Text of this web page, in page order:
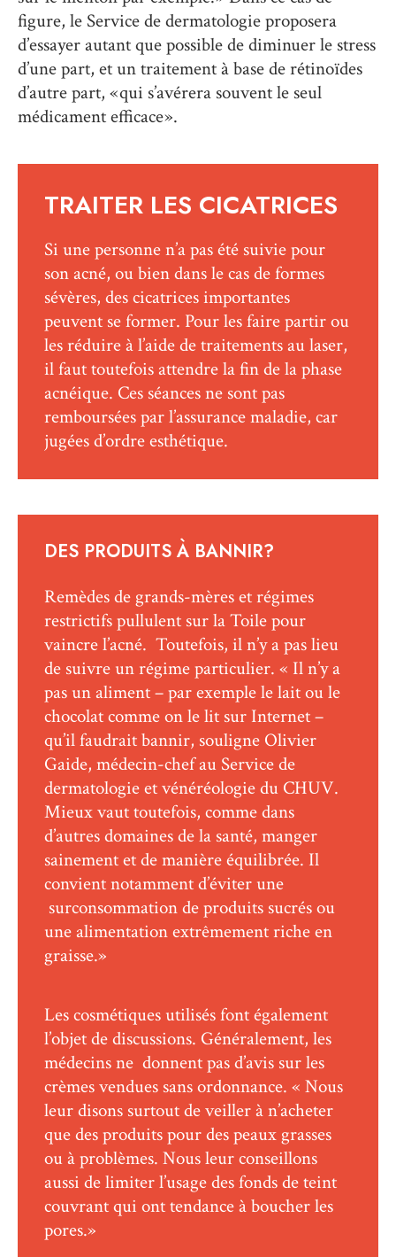
figure, le Service de dermatologie proposera
d’essayer autant que possible de diminuer le stress
d’une part, et un traitement à base de rétinoïdes
d’autre part, « qui s’avérera souvent le seul
médicament efficace ».
TRAITER LES CICATRICES
Si une personne n’a pas été suivie pour
son acné, ou bien dans le cas de formes
sévères, des cicatrices importantes
peuvent se former. Pour les faire partir ou
les réduire à l’aide de traitements au laser,
il faut toutefois attendre la fin de la phase
acnéique. Ces séances ne sont pas
remboursées par l’assurance maladie, car
jugées d’ordre esthétique.
DES PRODUITS À BANNIR?
Remèdes de grands-mères et régimes
restrictifs pullulent sur la Toile pour
vaincre l’acné. Toutefois, il n’y a pas lieu
de suivre un régime particulier. « Il n’y a
pas un aliment – par exemple le lait ou le
chocolat comme on le lit sur Internet –
qu’il faudrait bannir, souligne Olivier
Gaide, médecin-chef au Service de
dermatologie et vénéréologie du CHUV.
Mieux vaut toutefois, comme dans
d’autres domaines de la santé, manger
sainement et de manière équilibrée. Il
convient notamment d’éviter une
surconsommation de produits sucrés ou
une alimentation extrêmement riche en
graisse.»
Les cosmétiques utilisés font également
l’objet de discussions. Généralement, les
médecins ne donnent pas d’avis sur les
crèmes vendues sans ordonnance. « Nous
leur disons surtout de veiller à n’acheter
que des produits pour des peaux grasses
ou à problèmes. Nous leur conseillons
aussi de limiter l’usage des fonds de teint
couvrant qui ont tendance à boucher les
pores.»